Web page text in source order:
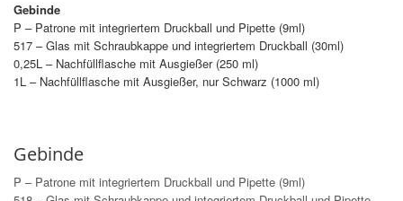
Gebinde
P – Patrone mit integriertem Druckball und Pipette (9ml)
517 – Glas mit Schraubkappe und integriertem Druckball (30ml)
0,25L – Nachfüllflasche mit Ausgießer (250 ml)
1L – Nachfüllflasche mit Ausgießer, nur Schwarz (1000 ml)
Gebinde
P – Patrone mit integriertem Druckball und Pipette (9ml)